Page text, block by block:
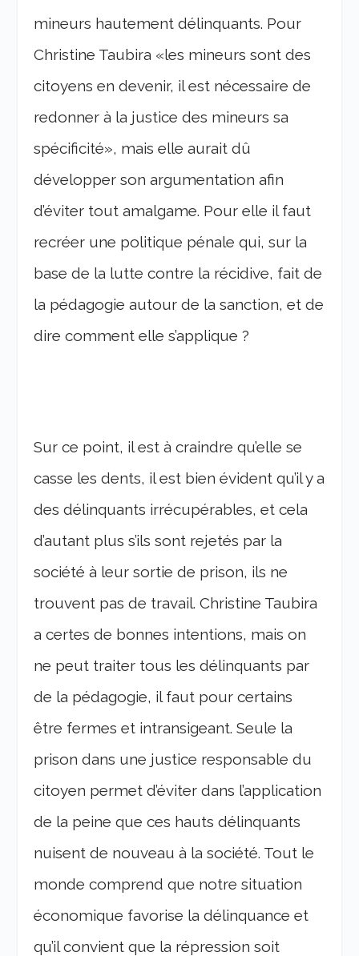
mineurs hautement délinquants. Pour
Christine Taubira «les mineurs sont des
citoyens en devenir, il est nécessaire de
redonner à la justice des mineurs sa
spécificité», mais elle aurait dû
développer son argumentation afin
d’éviter tout amalgame. Pour elle il faut
recréer une politique pénale qui, sur la
base de la lutte contre la récidive, fait de
la pédagogie autour de la sanction, et de
dire comment elle s’applique ?
Sur ce point, il est à craindre qu’elle se
casse les dents, il est bien évident qu’il y a
des délinquants irrécupérables, et cela
d’autant plus s’ils sont rejetés par la
société à leur sortie de prison, ils ne
trouvent pas de travail. Christine Taubira
a certes de bonnes intentions, mais on
ne peut traiter tous les délinquants par
de la pédagogie, il faut pour certains
être fermes et intransigeant. Seule la
prison dans une justice responsable du
citoyen permet d’éviter dans l’application
de la peine que ces hauts délinquants
nuisent de nouveau à la société. Tout le
monde comprend que notre situation
économique favorise la délinquance et
qu’il convient que la répression soit